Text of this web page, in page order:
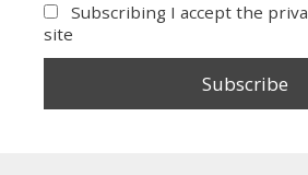
Subscribing I accept the
site